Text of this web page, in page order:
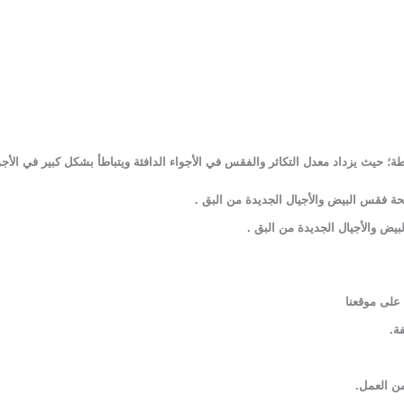
يزداد معدل التكاثر والفقس في الأجواء الدافئة ويتباطأ بشكل كبير في
.
على موقعنا
.
من العمل.